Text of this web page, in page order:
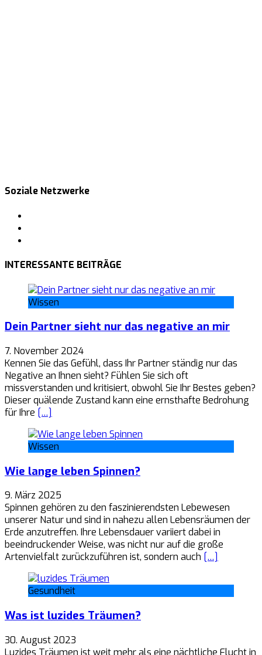
Soziale Netzwerke
INTERESSANTE BEITRÄGE
Wissen
Dein Partner sieht nur das negative an mir
7. November 2024
Kennen Sie das Gefühl, dass Ihr Partner ständig nur das
Negative an Ihnen sieht? Fühlen Sie sich oft
missverstanden und kritisiert, obwohl Sie Ihr Bestes geben?
Dieser quälende Zustand kann eine ernsthafte Bedrohung
für Ihre […]
Wissen
Wie lange leben Spinnen?
9. März 2025
Spinnen gehören zu den faszinierendsten Lebewesen
unserer Natur und sind in nahezu allen Lebensräumen der
Erde anzutreffen. Ihre Lebensdauer variiert dabei in
beeindruckender Weise, was nicht nur auf die große
Artenvielfalt zurückzuführen ist, sondern auch […]
Gesundheit
Was ist luzides Träumen?
30. August 2023
Luzides Träumen ist weit mehr als eine nächtliche Flucht in